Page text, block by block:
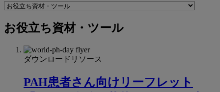
Navigate
関
連
お役立ち資材・ツール
ダウンロードリソース
PAH患者さん向けリーフレット